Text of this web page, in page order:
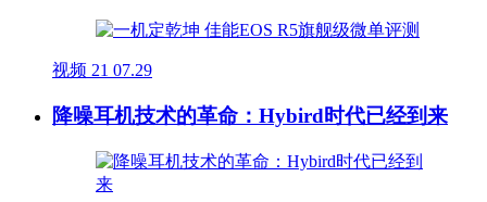
视频 21 07.29
降噪耳机技术的革命：Hybird时代已经到来